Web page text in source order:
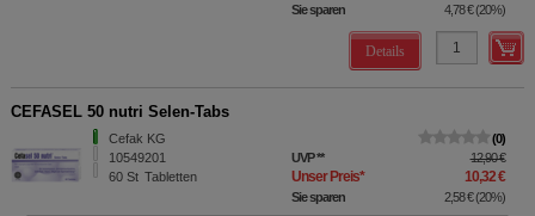
Sie sparen 4,78 €(20%)
Details
CEFASEL 50 nutri Selen-Tabs
Cefak KG
10549201
60 St Tabletten
0
UVP** 12,90 €
Unser Preis* 10,32 €
Sie sparen 2,58 €(20%)